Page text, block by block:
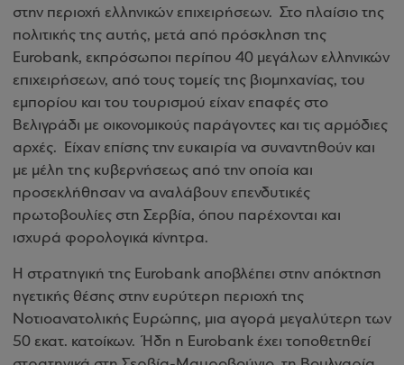
στην περιοχή ελληνικών επιχειρήσεων. Στο πλαίσιο της
πολιτικής της αυτής, μετά από πρόσκληση της
Eurobank, εκπρόσωποι περίπου 40 μεγάλων ελληνικών
επιχειρήσεων, από τους τομείς της βιομηχανίας, του
εμπορίου και του τουρισμού είχαν επαφές στο
Βελιγράδι με οικονομικούς παράγοντες και τις αρμόδιες
αρχές. Είχαν επίσης την ευκαιρία να συναντηθούν και
με μέλη της κυβερνήσεως από την οποία και
προσεκλήθησαν να αναλάβουν επενδυτικές
πρωτοβουλίες στη Σερβία, όπου παρέχονται και
ισχυρά φορολογικά κίνητρα.
Η στρατηγική της Eurobank αποβλέπει στην απόκτηση
ηγετικής θέσης στην ευρύτερη περιοχή της
Νοτιοανατολικής Ευρώπης, μια αγορά μεγαλύτερη των
50 εκατ. κατοίκων. Ήδη η Eurobank έχει τοποθετηθεί